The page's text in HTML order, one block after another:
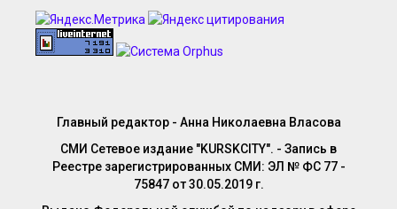
Главный редактор - Анна Николаевна Власова
СМИ Сетевое издание "KURSKCITY". - Запись в
Реестре зарегистрированных СМИ: ЭЛ № ФС 77 -
75847 от 30.05.2019 г.